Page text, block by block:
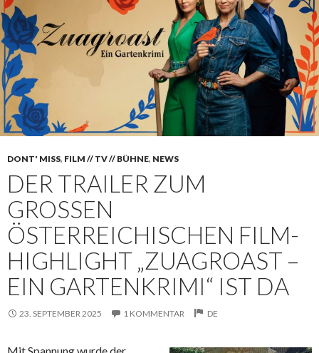
DONT' MISS, FILM // TV // BÜHNE, NEWS
DER TRAILER ZUM
GROSSEN Ö
STERREICHISCHEN FILM-H
IGHLIGHT „ZUAGROAST – E
IN GARTENKRIMI“ IST DA
23. SEPTEMBER 2025 1 KOMMENTAR DE